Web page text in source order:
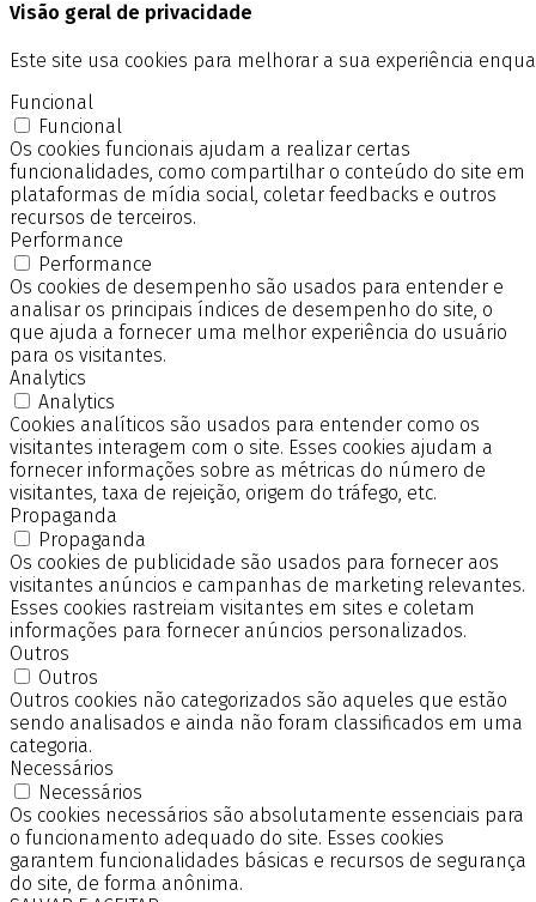
Visão geral de privacidade
Este site usa cookies para melhorar a sua experiência
Funcional
Funcional
Os cookies funcionais ajudam a realizar certas
funcionalidades, como compartilhar o conteúdo do site em
plataformas de mídia social, coletar feedbacks e outros
recursos de terceiros.
Performance
Performance
Os cookies de desempenho são usados para entender e
analisar os principais índices de desempenho do site, o
que ajuda a fornecer uma melhor experiência do usuário
para os visitantes.
Analytics
Analytics
Cookies analíticos são usados para entender como os
visitantes interagem com o site. Esses cookies ajudam a
fornecer informações sobre as métricas do número de
visitantes, taxa de rejeição, origem do tráfego, etc.
Propaganda
Propaganda
Os cookies de publicidade são usados para fornecer aos
visitantes anúncios e campanhas de marketing relevantes.
Esses cookies rastreiam visitantes em sites e coletam
informações para fornecer anúncios personalizados.
Outros
Outros
Outros cookies não categorizados são aqueles que estão
sendo analisados e ainda não foram classificados em uma
categoria.
Necessários
Necessários
Os cookies necessários são absolutamente essenciais para
o funcionamento adequado do site. Esses cookies
garantem funcionalidades básicas e recursos de segurança
do site, de forma anônima.